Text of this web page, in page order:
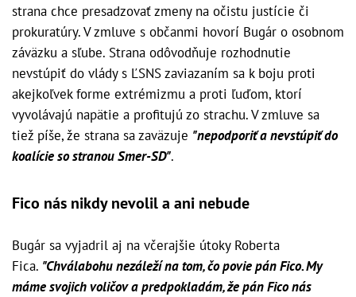
strana chce presadzovať zmeny na očistu justície či
prokuratúry. V zmluve s občanmi hovorí Bugár o osobnom
záväzku a sľube. Strana odôvodňuje rozhodnutie
nevstúpiť do vlády s ĽSNS zaviazaním sa k boju proti
akejkoľvek forme extrémizmu a proti ľuďom, ktorí
vyvolávajú napätie a profitujú zo strachu. V zmluve sa
tiež píše, že strana sa zaväzuje "nepodporiť a nevstúpiť do
koalície so stranou Smer-SD".
Fico nás nikdy nevolil a ani nebude
Bugár sa vyjadril aj na včerajšie útoky Roberta
Fica. "Chválabohu nezáleží na tom, čo povie pán Fico. My
máme svojich voličov a predpokladám, že pán Fico nás